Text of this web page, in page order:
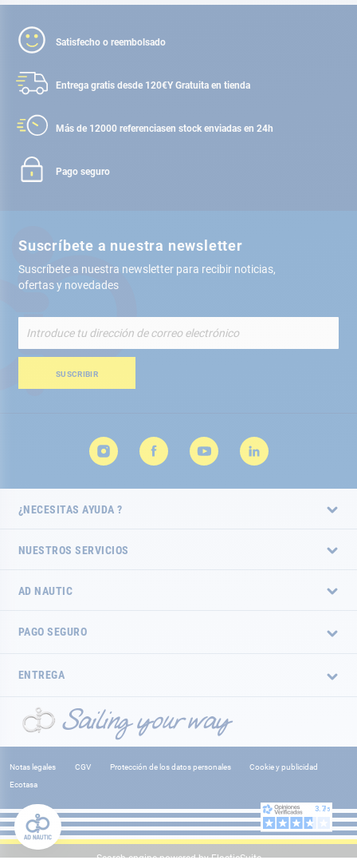
Satisfecho o reembolsado
Entrega gratis desde 120€Y Gratuita en tienda
Más de 12000 referenciasen stock enviadas en 24h
Pago seguro
Suscríbete a nuestra newsletter
Suscríbete a nuestra newsletter para recibir noticias,
ofertas y novedades
nuestro
de
SUSCRIBIR
¿NECESITAS AYUDA ?
NUESTROS SERVICIOS
AD NAUTIC
PAGO SEGURO
ENTREGA
Notas legales CGV Protección de los datos personales
Cookie y publicidad
Ecotasa
Search engine powered byElasticSuite